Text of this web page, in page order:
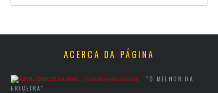
ACERCA DA PÁGINA
"O MELHOR DA
ERICEIRA"